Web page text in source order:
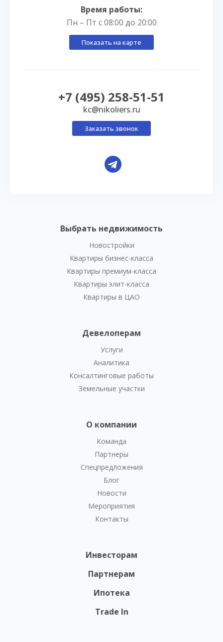
Выбрать недвижимость
Новостройки
Квартиры бизнес-класса
Квартиры премиум-класса
Квартиры элит-класса
Квартиры в ЦАО
Девелоперам
Услуги
Аналитика
Консалтинговые работы
Земельные участки
О компании
Команда
Партнеры
Спецпредложения
Блог
Новости
Мероприятия
Контакты
Инвесторам
Партнерам
Ипотека
Trade In
Время работы:
Пн – Пт с 08:00 до 20:00
Показать на карте
+7 (495) 258-51-51
kc@nikoliers.ru
Заказать звонок